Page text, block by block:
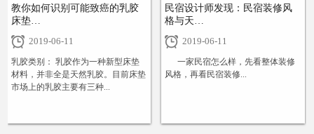
教你如何识别可能致癌的乳胶
床垫…
2019-06-11
乳胶类别： 乳胶作为一种新型床垫
材料，并非全是天然乳胶。目前床垫
市场上的乳胶主要有三种...
民宿设计师发现：民宿装修风
格与天…
2019-06-11
一家民宿怎么样，先看整体装修
风格，再看民宿装修...